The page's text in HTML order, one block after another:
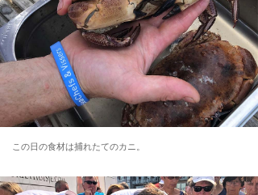
この日の食材は捕れたてのカニ。